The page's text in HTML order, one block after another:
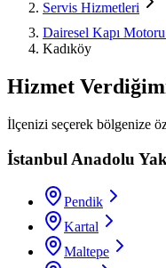
Servis Hizmetleri
Dairesel Kapı
Kadıköy
Hizmet
İlçenizi seçerek bölgenize
İstanbul Anadolu
Pendik
Kartal
Maltepe